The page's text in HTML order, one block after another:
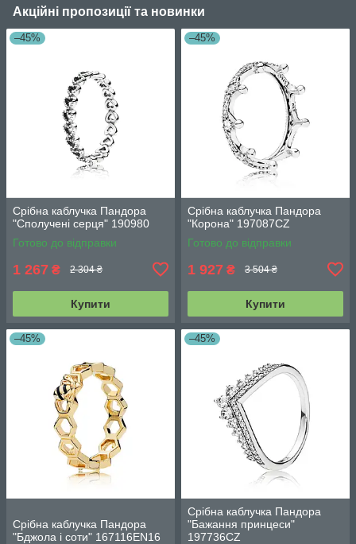
Акційні пропозиції та новинки
–45%
Срібна каблучка Пандора
"Сполучені серця" 190980
Готово до відправки
1 267 ₴ 2 304 ₴
Купити
–45%
Срібна каблучка Пандора
"Корона" 197087CZ
Готово до відправки
1 927 ₴ 3 504 ₴
Купити
–45%
Срібна каблучка Пандора
"Бджола і соти" 167116EN16
–45%
Срібна каблучка Пандора
"Бажання принцеси"
197736CZ